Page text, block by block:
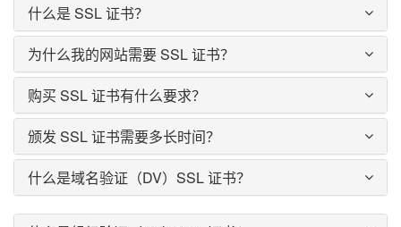
什么是 SSL 证书？
为什么我的网站需要 SSL 证书？
购买 SSL 证书有什么要求？
颁发 SSL 证书需要多长时间？
什么是域名验证（DV）SSL 证书？